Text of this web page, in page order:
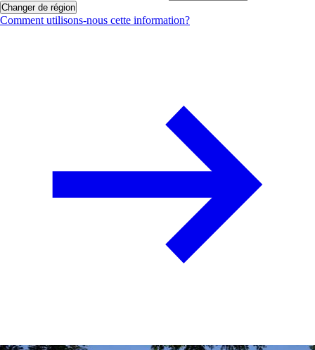
Changer de région
Comment utilisons-nous cette information?